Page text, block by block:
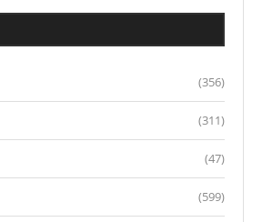
(356)
(311)
(47)
(599)